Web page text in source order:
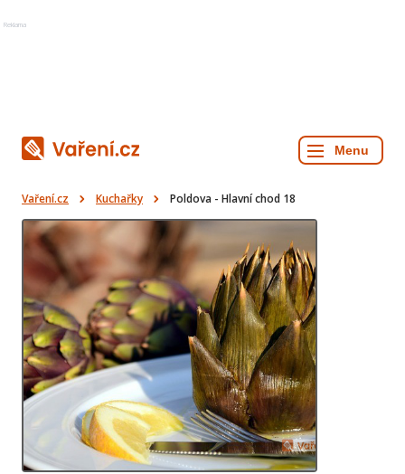
Reklama
Vaření.cz Kuchařky Poldova - Hlavní chod 18